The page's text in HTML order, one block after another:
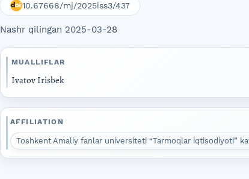
10.67668/mj/2025iss3/437
Nashr qilingan 2025-03-28
MUALLIFLAR
Ivatov Irisbek
AFFILIATION
Toshkent Amaliy fanlar universiteti “Tarmoqlar iqtisodiyoti”